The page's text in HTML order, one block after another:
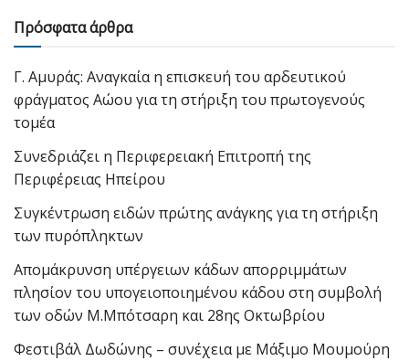
Πρόσφατα άρθρα
Γ. Αμυράς: Αναγκαία η επισκευή του αρδευτικού
φράγματος Αώου για τη στήριξη του πρωτογενούς
τομέα
Συνεδριάζει η Περιφερειακή Επιτροπή της
Περιφέρειας Ηπείρου
Συγκέντρωση ειδών πρώτης ανάγκης για τη στήριξη
των πυρόπληκτων
Απομάκρυνση υπέργειων κάδων απορριμμάτων
πλησίον του υπογειοποιημένου κάδου στη συμβολή
των οδών Μ.Μπότσαρη και 28ης Οκτωβρίου
Φεστιβάλ Δωδώνης – συνέχεια με Μάξιμο Μουμούρη